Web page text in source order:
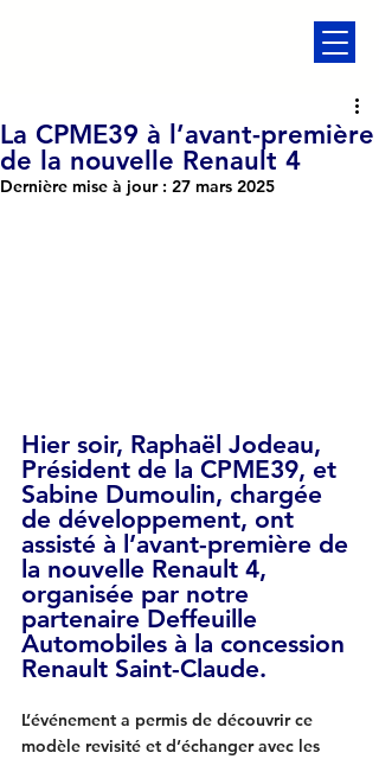
La CPME39 à l’avant-première
de la nouvelle Renault 4
Dernière mise à jour : 27 mars 2025
Hier soir, Raphaël Jodeau,
Président de la CPME39, et
Sabine Dumoulin, chargée
de développement, ont
assisté à l’avant-première de
la nouvelle Renault 4,
organisée par notre
partenaire Deffeuille
Automobiles à la concession
Renault Saint-Claude.
L’événement a permis de découvrir ce
modèle revisité et d’échanger avec les